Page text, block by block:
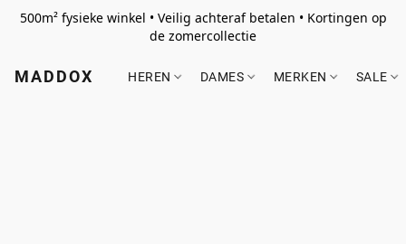
500m² fysieke winkel • Veilig achteraf betalen • Kortingen op
de zomercollectie
MADDOX HEREN DAMES MERKEN SALE